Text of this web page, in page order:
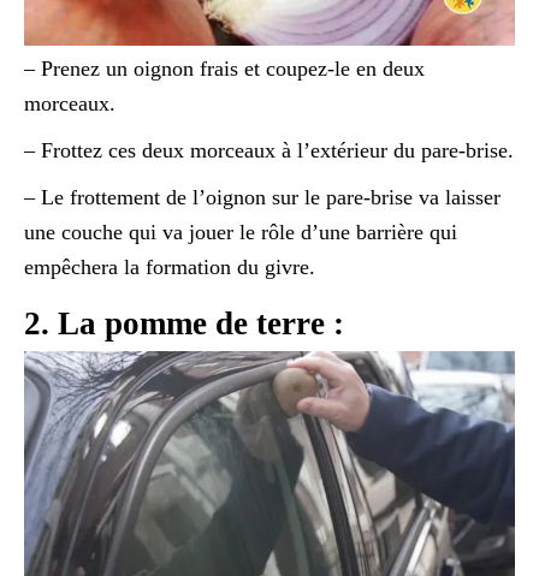
– Prenez un oignon frais et coupez-le en deux
morceaux.
– Frottez ces deux morceaux à l’extérieur du pare-brise.
– Le frottement de l’oignon sur le pare-brise va laisser
une couche qui va jouer le rôle d’une barrière qui
empêchera la formation du givre.
2. La pomme de terre :